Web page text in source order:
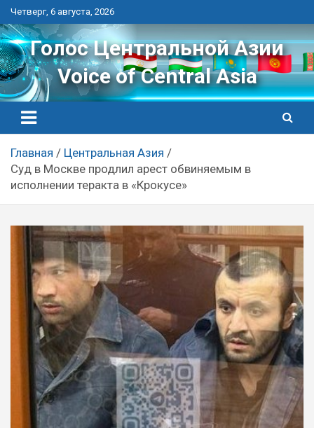
Перейти
к
контенту
Четверг, 6 августа, 2026
Голос Центральной Азии
Voice of Central Asia
Главная
Центральная Азия
Суд в Москве продлил арест обвиняемым в
исполнении теракта в «Крокусе»